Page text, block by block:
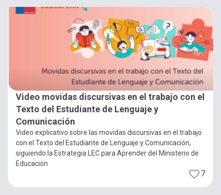
Video movidas discursivas en el trabajo con el
Texto del Estudiante de Lenguaje y
Comunicación
Video explicativo sobre las movidas discursivas en el trabajo
con el Texto del Estudiante de Lenguaje y Comunicación,
siguiendo la Estrategia LEC para Aprender del Ministerio de
Educación
7